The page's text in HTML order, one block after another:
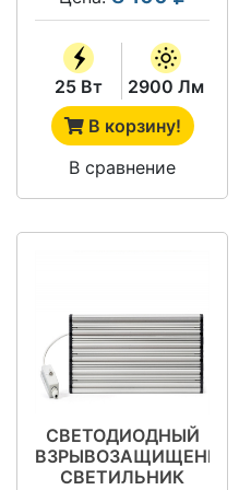
25 Вт
2900 Лм
В корзину!
В сравнение
СВЕТОДИОДНЫЙ
ВЗРЫВОЗАЩИЩЕННЫЙ
СВЕТИЛЬНИК